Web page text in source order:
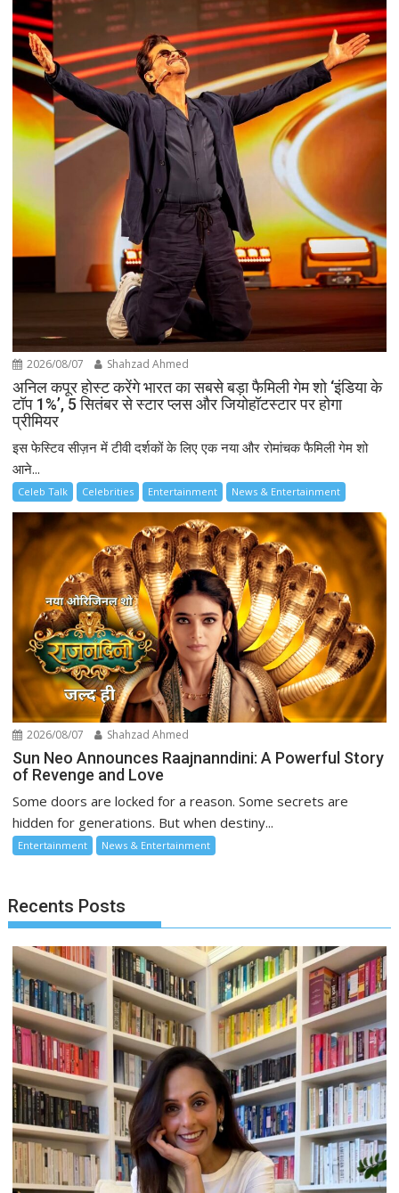
2026/08/07 Shahzad Ahmed
अनिल कपूर होस्ट करेंगे भारत का सबसे बड़ा फैमिली गेम शो ‘इंडिया के
टॉप 1%’, 5 सितंबर से स्टार प्लस और जियोहॉटस्टार पर होगा
प्रीमियर
इस फेस्टिव सीज़न में टीवी दर्शकों के लिए एक नया और रोमांचक फैमिली गेम शो
आने...
Celeb Talk Celebrities Entertainment News & Entertainment
2026/08/07 Shahzad Ahmed
Sun Neo Announces Raajnanndini: A Powerful Story
of Revenge and Love
Some doors are locked for a reason. Some secrets are
hidden for generations. But when destiny...
Entertainment News & Entertainment
Recents Posts